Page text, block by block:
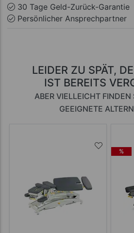
30 Tage Geld-Zurück-Garantie
Persönlicher Ansprechpartner
LEIDER ZU SPÄT,
IST BEREITS
ABER VIELLEICHT FINDEN
GEEIGNETE
%